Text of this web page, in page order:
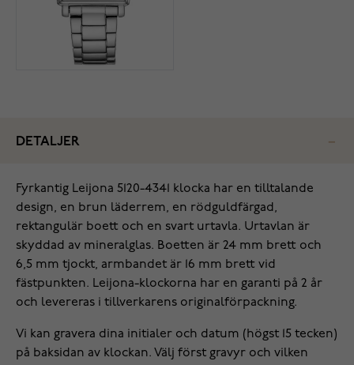
DETALJER
Fyrkantig Leijona 5120-4341 klocka har en tilltalande
design, en brun läderrem, en rödguldfärgad,
rektangulär boett och en svart urtavla. Urtavlan är
skyddad av mineralglas. Boetten är 24 mm brett och
6,5 mm tjockt, armbandet är 16 mm brett vid
fästpunkten. Leijona-klockorna har en garanti på 2 år
och levereras i tillverkarens originalförpackning.
Vi kan gravera dina initialer och datum (högst 15 tecken)
på baksidan av klockan. Välj först gravyr och vilken